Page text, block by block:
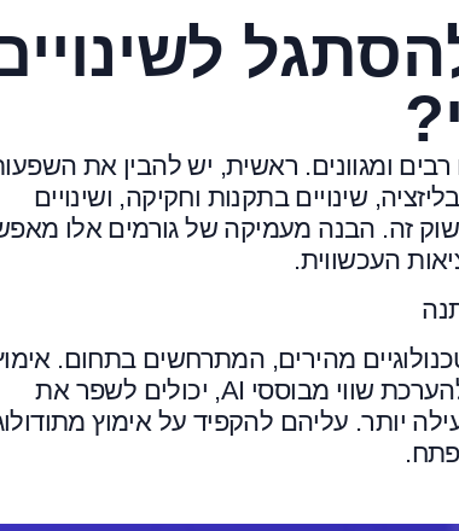
ומגוונים. ראשית, יש להבין את
שינויים בתקנות וחקיקה, ושינויים
שוק זה. הבנה מעמיקה של גורמים אלו
העכשווית.
מהירים, המתרחשים בתחום.
טכנולוגיות חדשות, כמו מערכות מידע גאוגרפיות או כלים להערכת שווי מבוססי AI, יכולים לשפר את
יותר. עליהם להקפיד על אימוץ